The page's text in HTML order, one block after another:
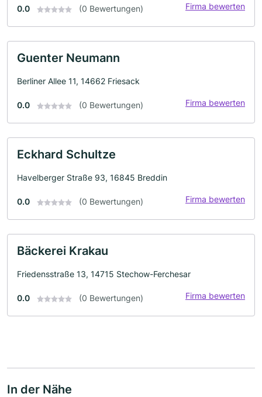
0.0 (0 Bewertungen) Firma bewerten
Guenter Neumann
Berliner Allee 11, 14662 Friesack
0.0 (0 Bewertungen) Firma bewerten
Eckhard Schultze
Havelberger Straße 93, 16845 Breddin
0.0 (0 Bewertungen) Firma bewerten
Bäckerei Krakau
Friedensstraße 13, 14715 Stechow-Ferchesar
0.0 (0 Bewertungen) Firma bewerten
In der Nähe